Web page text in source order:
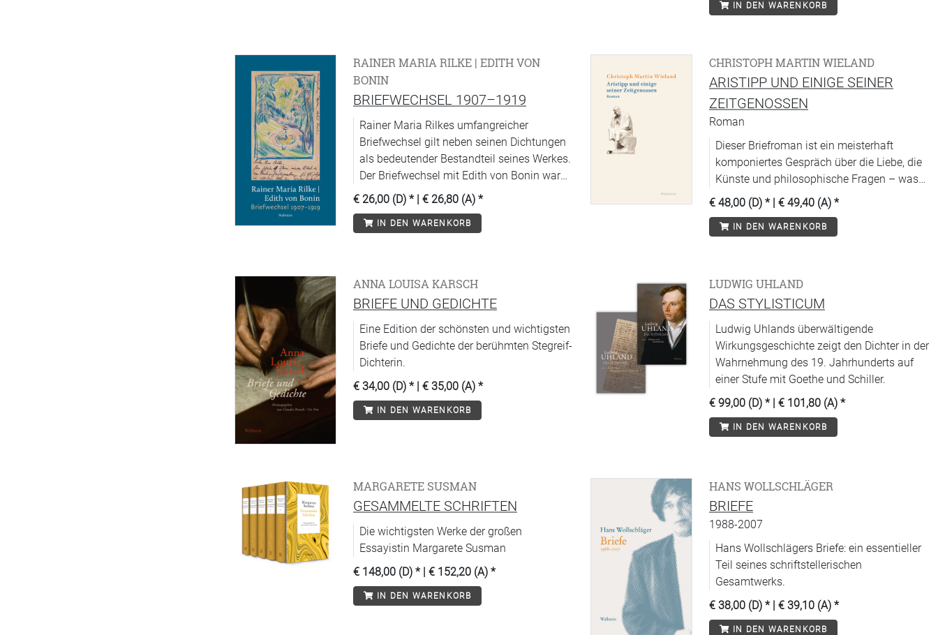
umgingen.
IN DEN WARENKORB
RAINER MARIA RILKE | EDITH VON
BONIN
BRIEFWECHSEL 1907–1919
Rainer Maria Rilkes umfangreicher
Briefwechsel gilt neben seinen Dichtungen
als bedeutender Bestandteil seines Werkes.
Der Briefwechsel mit Edith von Bonin war
bisher weitgehend unbekannt.
€ 26,00 (D) * | € 26,80 (A) *
IN DEN WARENKORB
CHRISTOPH MARTIN WIELAND
ARISTIPP UND EINIGE SEINER
ZEITGENOSSEN
Roman
Dieser Briefroman ist ein meisterhaft
komponiertes Gespräch über die Liebe, die
Künste und philosophische Fragen – was
ist Aufklärung?
€ 48,00 (D) * | € 49,40 (A) *
IN DEN WARENKORB
ANNA LOUISA KARSCH
BRIEFE UND GEDICHTE
Eine Edition der schönsten und wichtigsten
Briefe und Gedichte der berühmten Stegreif-
Dichterin.
€ 34,00 (D) * | € 35,00 (A) *
IN DEN WARENKORB
LUDWIG UHLAND
DAS STYLISTICUM
Ludwig Uhlands überwältigende
Wirkungsgeschichte zeigt den Dichter in der
Wahrnehmung des 19. Jahrhunderts auf
einer Stufe mit Goethe und Schiller.
€ 99,00 (D) * | € 101,80 (A) *
IN DEN WARENKORB
MARGARETE SUSMAN
GESAMMELTE SCHRIFTEN
Die wichtigsten Werke der großen
Essayistin Margarete Susman
€ 148,00 (D) * | € 152,20 (A) *
IN DEN WARENKORB
HANS WOLLSCHLÄGER
BRIEFE
1988-2007
Hans Wollschlägers Briefe: ein essentieller
Teil seines schriftstellerischen
Gesamtwerks.
€ 38,00 (D) * | € 39,10 (A) *
IN DEN WARENKORB